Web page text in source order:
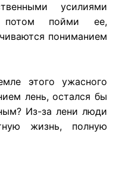
усилиями
пойми ее,
пониманием
этого ужасного
лень, остался бы
Из-за лени люди
жизнь, полную